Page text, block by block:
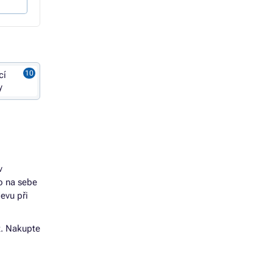
na sebe
při
Nakupte